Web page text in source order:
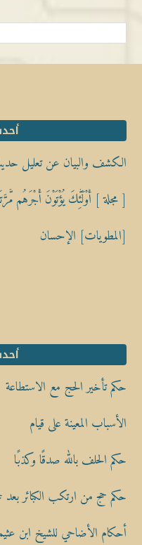
الكشف والبيان عن تعليل
[ مجلة ] أُوْلَٰٓئِكَ يُؤْتَوْنَ أَجْرَهُم
[المطويات] الإحسان
حكم تأخير الحج مع الاستطاعة
الأسباب المعينة على قيام
حكم الحلف بالله صدقًا وكذبًا
حكم حج من ارتكب الكبائر بعد
أحكام الأضاحي للشيخ ابن